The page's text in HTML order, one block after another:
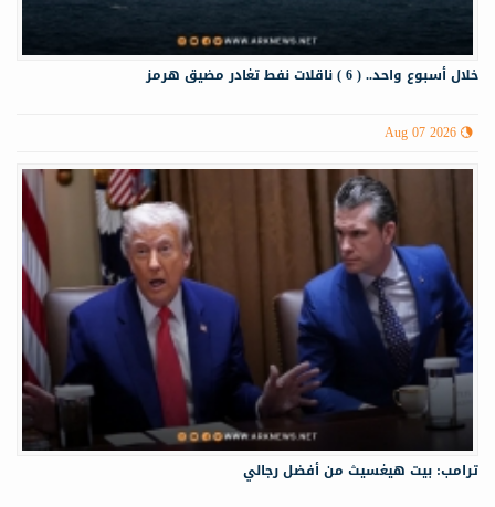
خلال أسبوع واحد.. ( 6 ) ناقلات نفط تغادر مضيق هرمز
Aug 07 2026
ترامب: بيت هيغسيث من أفضل رجالي